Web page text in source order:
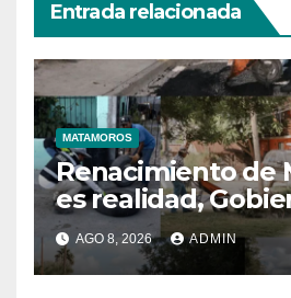
Entrada relacionada
MATAMOROS
Renacimiento de
es realidad,
Beto mantiene
permanentes en
de la población
AGO 8, 2026 ADMIN